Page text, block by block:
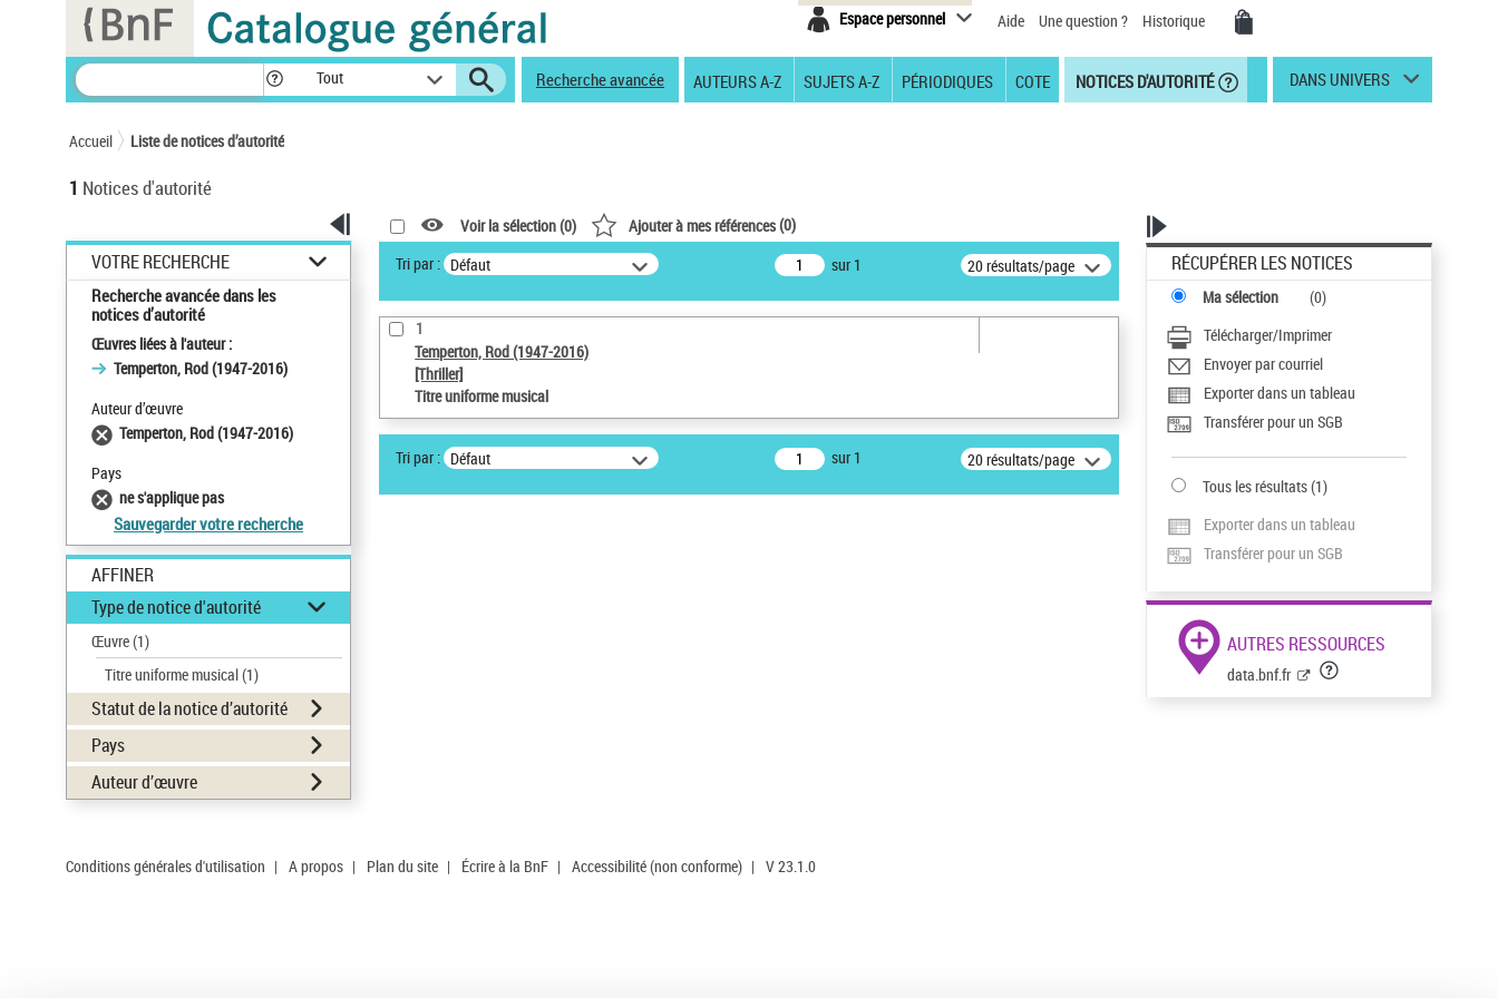
Espace personnel Aide Une question ? Historique
Tout Recherche avancée AUTEURS A-Z SUJETS A-Z PÉRIODIQUES COTE NOTICES D'AUTORITÉ DANS UNIVERS
Accueil Liste de notices d’autorité
1 Notices d'autorité
VOTRE RECHERCHE
Recherche avancée dans les
notices d’autorité
Œuvres liées à l'auteur :
Temperton, Rod (1947-2016)
Auteur d’œuvre
Temperton, Rod (1947-2016)
Pays
ne s'applique pas
Sauvegarder votre recherche
AFFINER
Type de notice d'autorité
Œuvre(1)
Titre uniforme musical(1)
Statut de la notice d’autorité
Pays
Auteur d’œuvre
Voir la sélection (0) Ajouter à mes références(0)
Tri par : Défaut sur 1 20 résultats/page
1
Temperton, Rod (1947-2016)
[Thriller]
Titre uniforme musical
Tri par : Défaut sur 1 20 résultats/page
RÉCUPÉRER LES NOTICES
Ma sélection (0)
Télécharger/Imprimer
Envoyer par courriel
Exporter dans un tableau
Transférer pour un SGB
Tous les résultats(1)
Exporter dans un tableau
Transférer pour un SGB
AUTRES RESSOURCES
data.bnf.fr
Conditions générales d'utilisation | A propos | Plan du site | Écrire à la BnF | Accessibilité (non conforme) | V 23.1.0
Panneau de gestion des cookies